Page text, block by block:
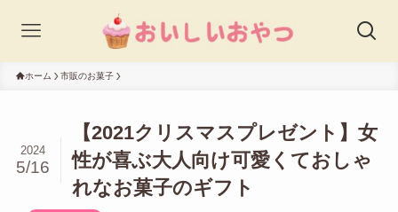
ホーム 市販のお菓子
【2021クリスマスプレゼント】女
性が喜ぶ大人向け可愛くておしゃ
れなお菓子のギフト
2024
5/16